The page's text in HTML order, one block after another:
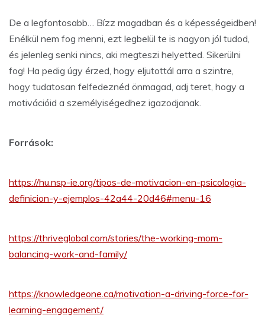
De a legfontosabb… Bízz magadban és a képességeidben!
Enélkül nem fog menni, ezt legbelül te is nagyon jól tudod,
és jelenleg senki nincs, aki megteszi helyetted. Sikerülni
fog! Ha pedig úgy érzed, hogy eljutottál arra a szintre,
hogy tudatosan felfedeznéd önmagad, adj teret, hogy a
motivációid a személyiségedhez igazodjanak.
Források:
https://hu.nsp-ie.org/tipos-de-motivacion-en-psicologia-
definicion-y-ejemplos-42a44-20d46#menu-16
https://thriveglobal.com/stories/the-working-mom-
balancing-work-and-family/
https://knowledgeone.ca/motivation-a-driving-force-for-
learning-engagement/